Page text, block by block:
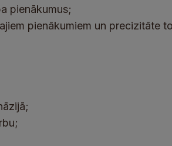
pienākumus;
pienākumiem un precizitāte